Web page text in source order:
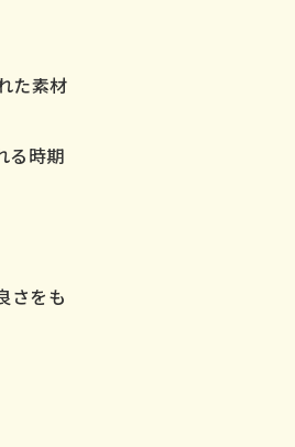
た素材
る時期
さをも